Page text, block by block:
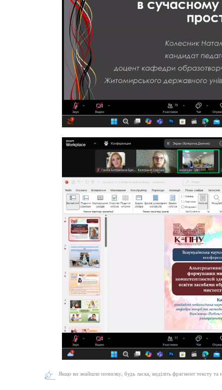
Якщо ви знайшли помилку, будь ласка, виділіть фрагмент тексту та